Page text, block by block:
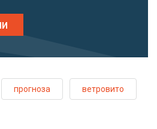
прогноза ветровито